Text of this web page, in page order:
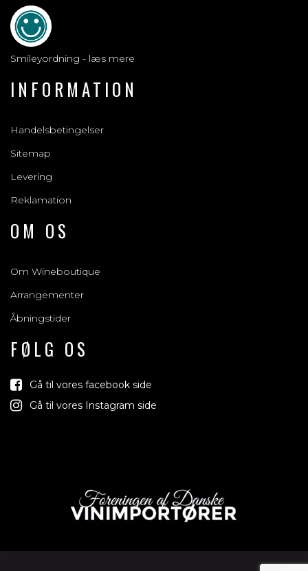
Smileyordning - læs mere
INFORMATION
Handelsbetingelser
Sitemap
Levering
Reklamation
OM OS
Om Wineboutique
Arrangementer
Åbningstider
FØLG OS
Gå til vores facebook side
Gå til vores Instagram side